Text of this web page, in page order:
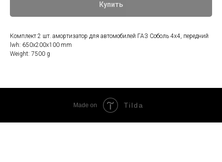
Купить
Комплект 2 шт. амортизатор для автомобилей ГАЗ Соболь 4х4, передний
lwh: 650x200x100 mm
Weight: 7500 g
Made on Tilda